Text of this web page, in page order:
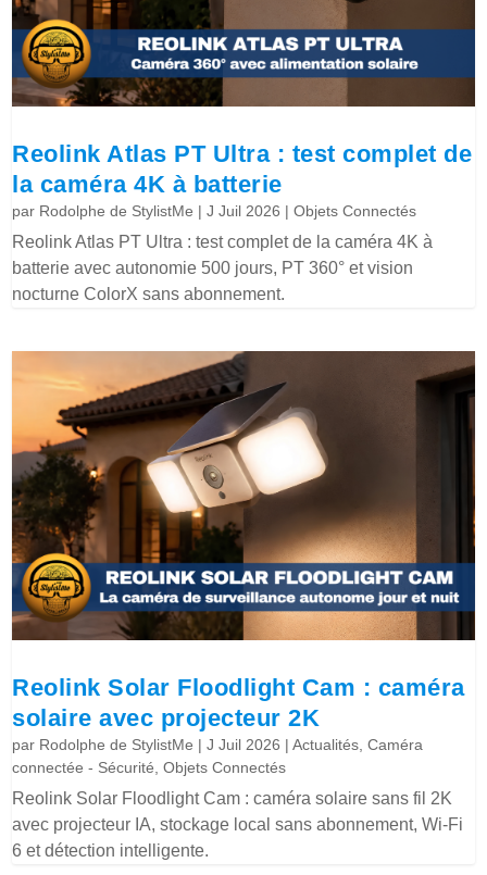
Reolink Atlas PT Ultra : test complet de
la caméra 4K à batterie
par Rodolphe de StylistMe |J Juil 2026 |Objets Connectés
Reolink Atlas PT Ultra : test complet de la caméra 4K à
batterie avec autonomie 500 jours, PT 360° et vision
nocturne ColorX sans abonnement.
Reolink Solar Floodlight Cam : caméra
solaire avec projecteur 2K
par Rodolphe de StylistMe |J Juil 2026 |Actualités ,Caméra
connectée - Sécurité ,Objets Connectés
Reolink Solar Floodlight Cam : caméra solaire sans fil 2K
avec projecteur IA, stockage local sans abonnement, Wi-Fi
6 et détection intelligente.